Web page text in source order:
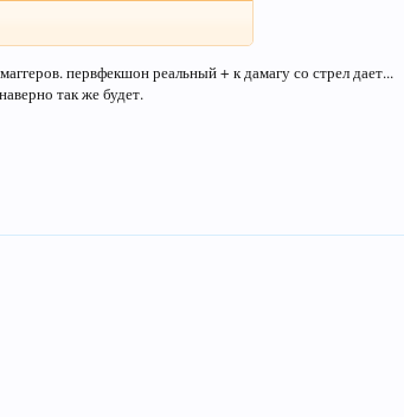
первфекшон реальный + к дамагу со стрел дает...
так же будет.